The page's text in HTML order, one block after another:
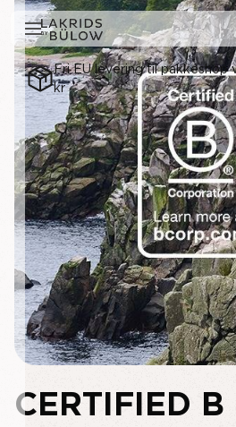
Fri EU levering til pakkeshop
kr
Søgehistorik
Søgeresultater
CERTIFIED B